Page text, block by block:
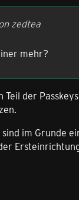
zedtea
mehr?
Teil der
sind im Grunde